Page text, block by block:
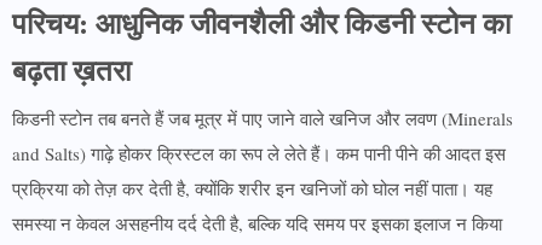
परिचय: आधुनिक जीवनशैली और किडनी स्टोन का
बढ़ता ख़तरा
किडनी स्टोन तब बनते हैं जब मूत्र में पाए जाने वाले खनिज और लवण (Minerals
and Salts) गाढ़े होकर क्रिस्टल का रूप ले लेते हैं। कम पानी पीने की आदत इस
प्रक्रिया को तेज़ कर देती है, क्योंकि शरीर इन खनिजों को घोल नहीं पाता। यह
समस्या न केवल असहनीय दर्द देती है, बल्कि यदि समय पर इसका इलाज न किया